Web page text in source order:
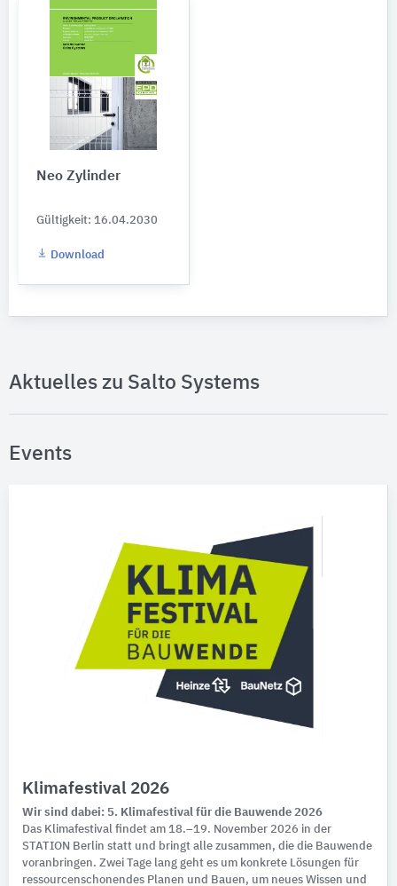
Neo Zylinder
Gültigkeit: 16.04.2030
Download
Aktuelles zu Salto Systems
Events
Klimafestival 2026
Wir sind dabei: 5. Klimafestival für die Bauwende 2026
Das Klimafestival findet am 18.–19. November 2026 in der
STATION Berlin statt und bringt alle zusammen, die die Bauwende
voranbringen. Zwei Tage lang geht es um konkrete Lösungen für
ressourcenschonendes Planen und Bauen, um neues Wissen und